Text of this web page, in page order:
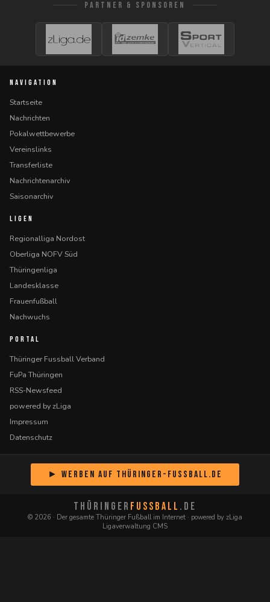
PARTNER & SPONSOREN
NAVIGATION
Startseite
Nachrichten
Pokalwettbewerbe
Vereinslinks
Transferliste
Nachrichtenarchiv
Saisonarchiv
LIGEN
Regionalliga Nordost
Oberliga NOFV Süd
Thüringenliga
Landesklasse
Frauenfußball
Nachwuchs
PORTAL
Thüringer Fussball Verband
FuPa Thüringen
RSS-Newsfeed
powered by zLiga
Impressum
Datenschutz
► Werben auf Thüringer-Fussball.de
THÜRINGER FUSSBALL .DE
© 2026 · Der gesamte Thüringer Fußball im Internet · powered by zLiga
Ligaverwaltung CMS